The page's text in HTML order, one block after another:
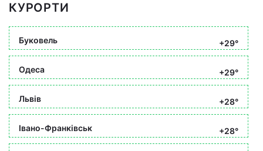
КУРОРТИ
Буковель +29°
Одеса +29°
Львів +28°
Івано-Франківськ +28°